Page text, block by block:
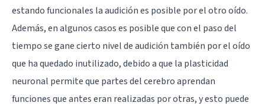
estando funcionales la audición es posible por el otro oído.
Además, en algunos casos es posible que con el paso del
tiempo se gane cierto nivel de audición también por el oído
que ha quedado inutilizado, debido a que la plasticidad
neuronal permite que partes del cerebro aprendan
funciones que antes eran realizadas por otras, y esto puede